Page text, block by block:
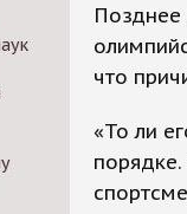
Позднее
что
«То ли